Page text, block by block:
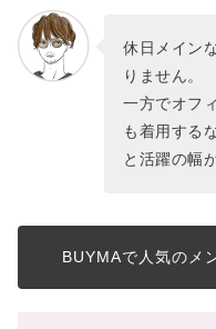
休日メイン
りません。
一方でオフ
も着用する
と活躍の幅
BUYMAで人気のメ